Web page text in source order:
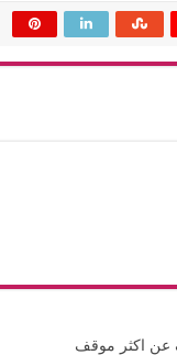
عن اكثر موقف